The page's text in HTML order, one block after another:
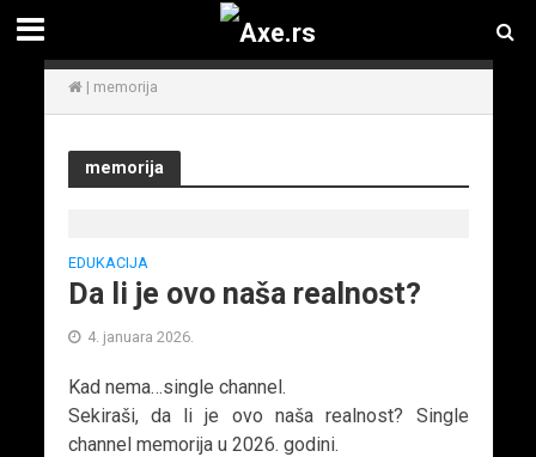
| memorija
memorija
EDUKACIJA
Da li je ovo naša realnost?
4. januara 2026.
Kad nema…single channel.
Sekiraši, da li je ovo naša realnost? Single
channel memorija u 2026. godini.